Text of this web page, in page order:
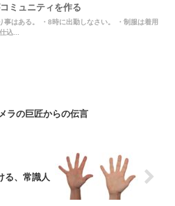
ミュニティを作る
事はある。 ・8時に出勤しなさい。 ・制服は着用
込...
ラの巨匠からの伝言
る、常識人